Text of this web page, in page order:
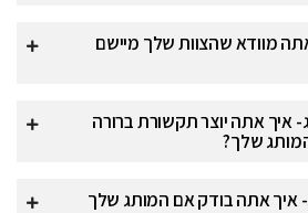
מוודא שהצוות שלך מיישם
איך אתה יוצר תקשורת ברורה
שלך?
אתה בודק אם המותג שלך